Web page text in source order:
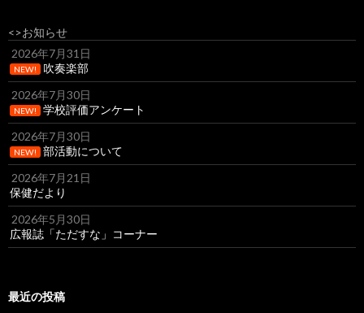
<>お知らせ
2026年7月31日
NEW!
吹奏楽部
2026年7月30日
NEW!
学校評価アンケート
2026年7月30日
NEW!
部活動について
2026年7月21日
保健だより
2026年5月30日
広報誌「ただすな」コーナー
最近の投稿